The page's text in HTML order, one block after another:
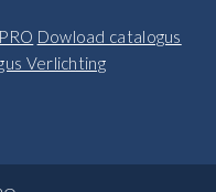
Dowload catalogus
Verlichting